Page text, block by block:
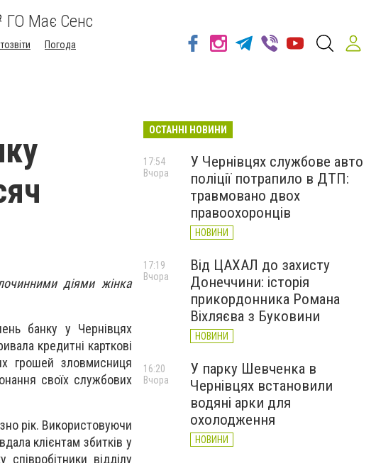
ГО Має Сенс
Погода
діями жінка
банку у Чернівцях
кредитні карткові
грошей зловмисниця
своїх службових
рік. Використовуючи
клієнтам збитків у
відділу
ОСТАННІ НОВИНИ
У Чернівцях службове авто
поліції потрапило в ДТП:
травмовано двох
правоохоронців
НОВИНИ
17:54
Вчора
Від ЦАХАЛ до захисту
Донеччини: історія
прикордонника Романа
Віхляєва з Буковини
НОВИНИ
17:19
Вчора
У парку Шевченка в
Чернівцях встановили
водяні арки для
охолодження
НОВИНИ
16:20
Вчора